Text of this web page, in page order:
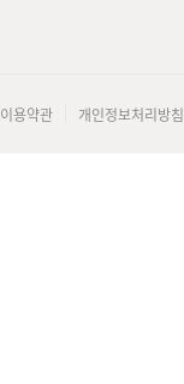
이용약관 개인정보처리방침